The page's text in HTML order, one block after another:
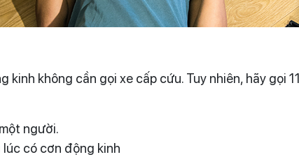
không cần gọi xe cấp cứu. Tuy nhiên, hãy gọi
người.
có cơn động kinh